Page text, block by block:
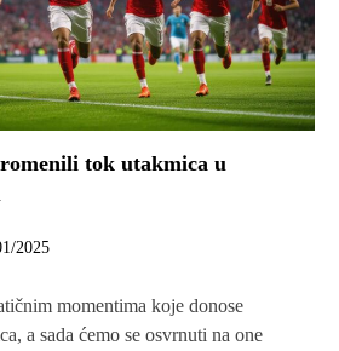
tok utakmica u
2025
momentima koje donose
a sada ćemo se osvrnuti na one